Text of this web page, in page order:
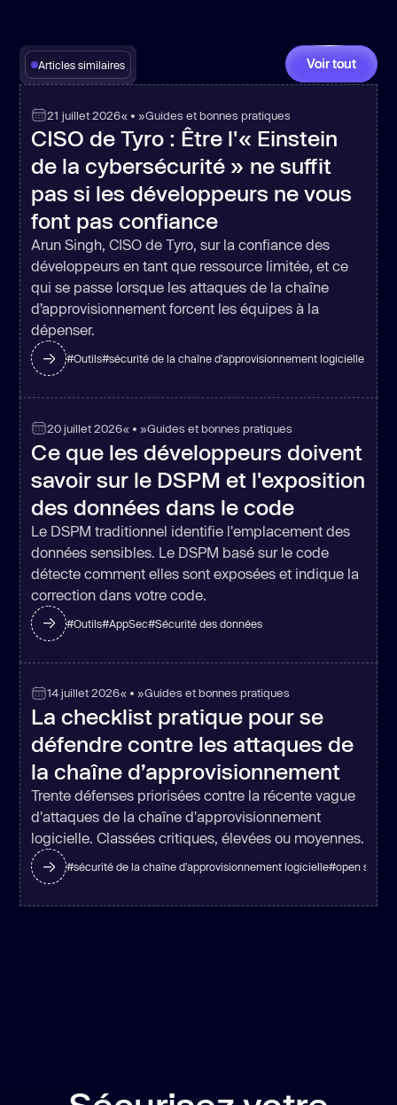
Articles similaires Voir tout
21 juillet 2026« • »Guides et bonnes pratiques
CISO de Tyro : Être l'« Einstein
de la cybersécurité » ne suffit
pas si les développeurs ne vous
font pas confiance
Arun Singh, CISO de Tyro, sur la confiance des
développeurs en tant que ressource limitée, et ce
qui se passe lorsque les attaques de la chaîne
d’approvisionnement forcent les équipes à la
dépenser.
#Outils#sécurité de la chaîne d’approvisionnement logicielle
20 juillet 2026« • »Guides et bonnes pratiques
Ce que les développeurs doivent
savoir sur le DSPM et l'exposition
des données dans le code
Le DSPM traditionnel identifie l'emplacement des
données sensibles. Le DSPM basé sur le code
détecte comment elles sont exposées et indique la
correction dans votre code.
#Outils#AppSec#Sécurité des données
14 juillet 2026« • »Guides et bonnes pratiques
La checklist pratique pour se
défendre contre les attaques de
la chaîne d’approvisionnement
Trente défenses priorisées contre la récente vague
d'attaques de la chaîne d'approvisionnement
logicielle. Classées critiques, élevées ou moyennes.
#sécurité de la chaîne d’approvisionnement logicielle#open source